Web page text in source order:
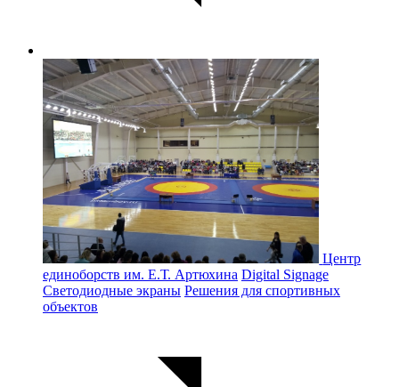
Центр
единоборств им. Е.Т. Артюхина Digital Signage
Светодиодные экраны Решения для спортивных
объектов